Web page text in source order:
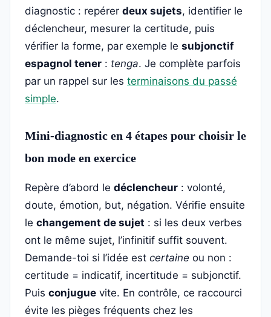
diagnostic : repérer deux sujets, identifier le
déclencheur, mesurer la certitude, puis
vérifier la forme, par exemple le subjonctif
espagnol tener : tenga. Je complète parfois
par un rappel sur les terminaisons du passé
simple.
Mini-diagnostic en 4 étapes pour choisir le
bon mode en exercice
Repère d’abord le déclencheur : volonté,
doute, émotion, but, négation. Vérifie ensuite
le changement de sujet : si les deux verbes
ont le même sujet, l’infinitif suffit souvent.
Demande-toi si l’idée est certaine ou non :
certitude = indicatif, incertitude = subjonctif.
Puis conjugue vite. En contrôle, ce raccourci
évite les pièges fréquents chez les